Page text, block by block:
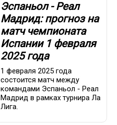
Эспаньол - Реал
Мадрид: прогноз на
матч чемпионата
Испании 1 февраля
2025 года
1 февраля 2025 года
состоится матч между
командами Эспаньол - Реал
Мадрид в рамках турнира Ла
Лига.